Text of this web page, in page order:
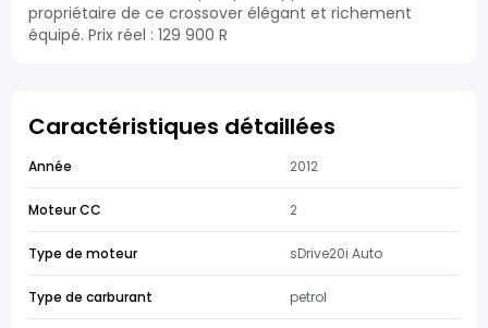
propriétaire de ce crossover élégant et richement
équipé. Prix réel : 129 900 R
Caractéristiques détaillées
Année 2012
Moteur CC 2
Type de moteur sDrive20i Auto
Type de carburant petrol